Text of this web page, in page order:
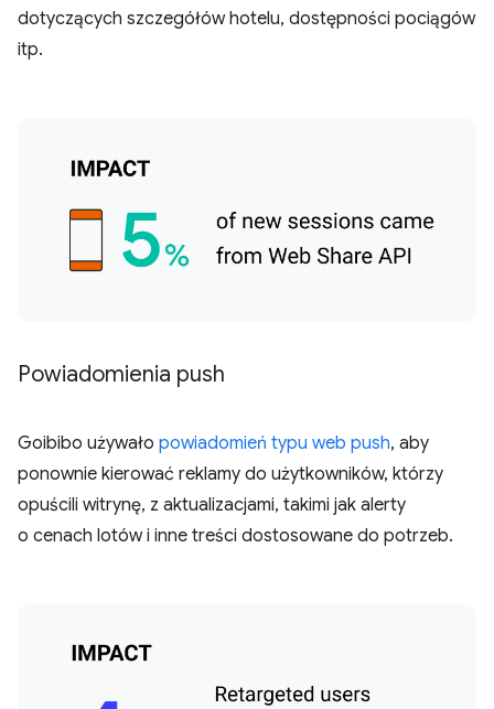
dotyczących szczegółów hotelu, dostępności pociągów
itp.
Powiadomienia push
Goibibo używało powiadomień typu web push, aby
ponownie kierować reklamy do użytkowników, którzy
opuścili witrynę, z aktualizacjami, takimi jak alerty
o cenach lotów i inne treści dostosowane do potrzeb.